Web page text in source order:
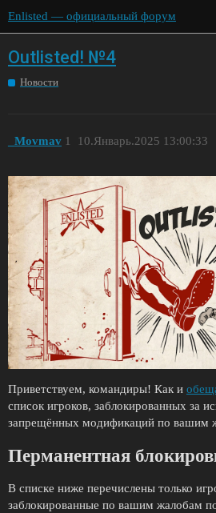
Enlisted — официальный форум
Outlisted! №4
Новости
_Movmav 10.Январь.2025 13:00:33
1
Приветствуем, командиры! Как и
список игроков, заблокированных за
запрещённых модификаций по вашим
Перманентная
В списке ниже перечислены только
заблокированные по вашим жалобам